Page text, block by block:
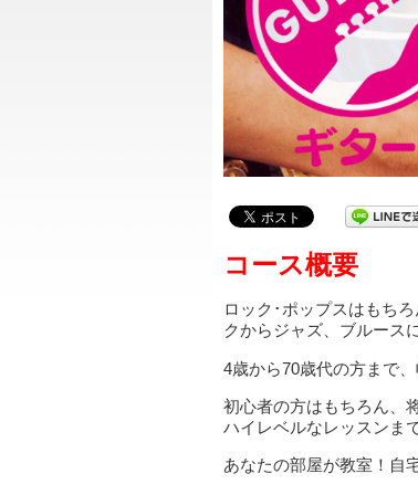
コース概要
ロック･ポップスはもち
クからジャズ、ブルース
4歳から70歳代の方まで
初心者の方はもちろん、
ハイレベルなレッスンま
あなたの部屋が教室！自